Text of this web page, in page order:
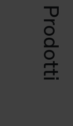
Prodotti